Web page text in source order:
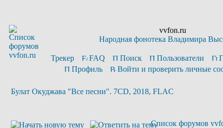
vvfon.ru
Народная фонотека Владимира
Трекер FAQ Поиск Пользователи
Профиль
Войти и проверить личные
Булат Окуджава "Все песни". 7CD, 2018, FLAC
Список форумов